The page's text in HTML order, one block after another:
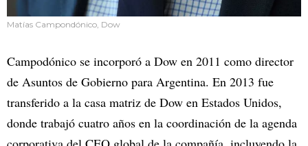
Matías Campondónico, Dow
Campodónico se incorporó a Dow en 2011 como director
de Asuntos de Gobierno para Argentina. En 2013 fue
transferido a la casa matriz de Dow en Estados Unidos,
donde trabajó cuatro años en la coordinación de la agenda